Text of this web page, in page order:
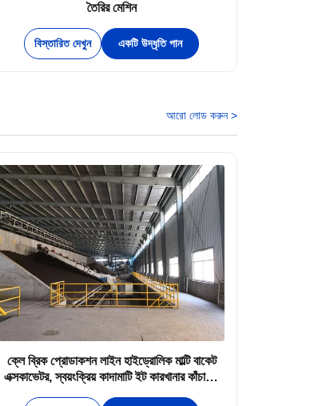
তৈরির মেশিন
বিস্তারিত দেখুন একটি উদ্ধৃতি পান
আরো লোড করুন >
ক্লে ব্রিক প্রোডাকশন লাইন হাইড্রোলিক মাল্টি বাকেট
এক্সকাভেটর, স্বয়ংক্রিয় কাদামাটি ইট কারখানার কাঁচামাল